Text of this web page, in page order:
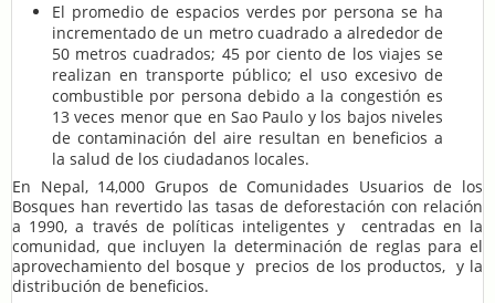
El promedio de espacios verdes por persona se ha
incrementado de un metro cuadrado a alrededor de
50 metros cuadrados; 45 por ciento de los viajes se
realizan en transporte público; el uso excesivo de
combustible por persona debido a la congestión es
13 veces menor que en Sao Paulo y los bajos niveles
de contaminación del aire resultan en beneficios a
la salud de los ciudadanos locales.
En Nepal, 14,000 Grupos de Comunidades Usuarios de los
Bosques han revertido las tasas de deforestación con relación
a 1990, a través de políticas inteligentes y centradas en la
comunidad, que incluyen la determinación de reglas para el
aprovechamiento del bosque y precios de los productos, y la
distribución de beneficios.